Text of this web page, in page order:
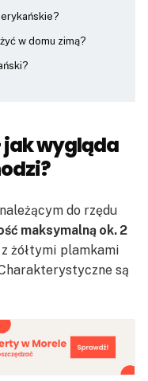
w domu zimą?
wygląda
do rzędu
maksymalną ok. 2
żółtymi plamkami
są